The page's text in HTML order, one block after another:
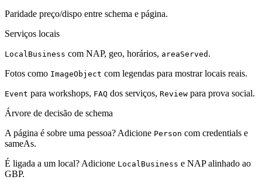
Paridade preço/dispo entre schema e página.
Serviços locais
LocalBusiness com NAP, geo, horários, areaServed .
Fotos como ImageObject com legendas para mostrar locais reais.
Event para workshops, FAQ dos serviços, Review para prova social.
Árvore de decisão de schema
A página é sobre uma pessoa? Adicione Person com credentials e
sameAs.
É ligada a um local? Adicione LocalBusiness e NAP alinhado ao
GBP.